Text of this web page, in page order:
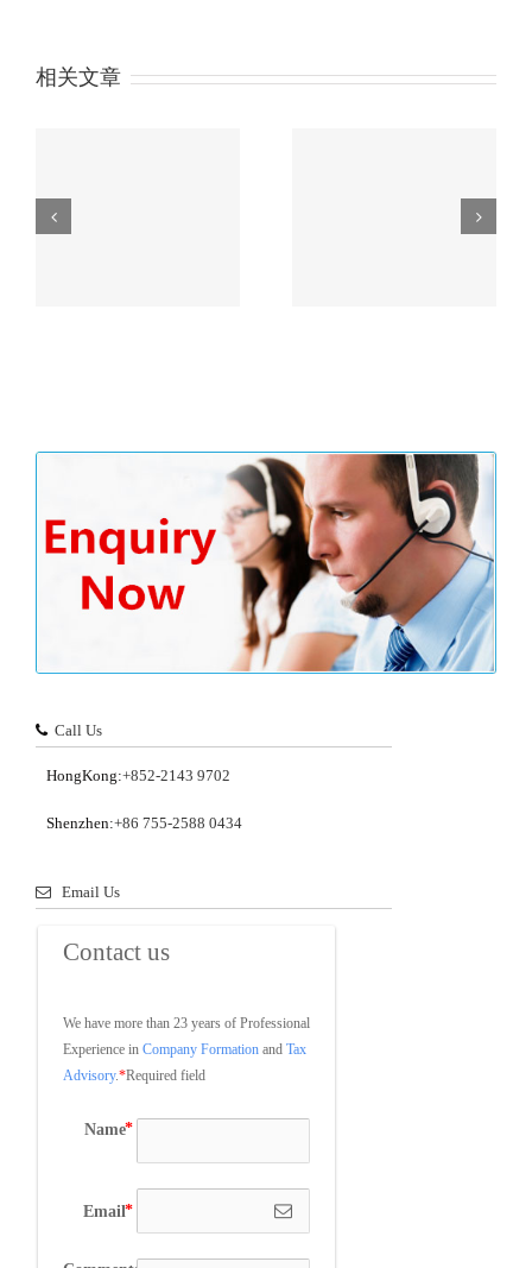
相关文章
Call Us
HongKong:+852-2143 9702
Shenzhen:+86 755-2588 0434
Email Us
Contact us
We have more than 23 years of Professional
Experience in Company Formation and Tax
Advisory.*Required field
Name
Email